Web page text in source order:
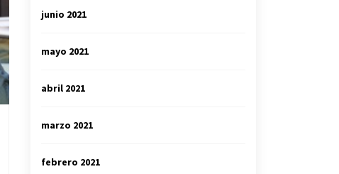
junio 2021
mayo 2021
abril 2021
marzo 2021
febrero 2021